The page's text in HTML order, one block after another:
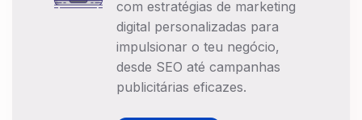
com estratégias de marketing
digital personalizadas para
impulsionar o teu negócio,
desde SEO até campanhas
publicitárias eficazes.